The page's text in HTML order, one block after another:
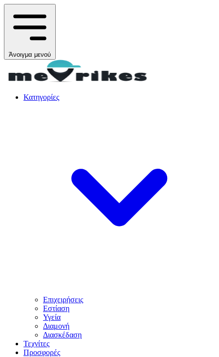
Άνοιγμα μενού
Κατηγορίες
Επιχειρήσεις
Εστίαση
Υγεία
Διαμονή
Διασκέδαση
Τεχνίτες
Προσφορές